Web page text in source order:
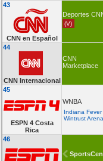
43
CNN en Español
Deportes
(V)
44
CNN Internacional
CNN
Marketplace
45
ESPN 4 Costa
Rica
WNBA
Indiana Fever
Wintrust Arena
46